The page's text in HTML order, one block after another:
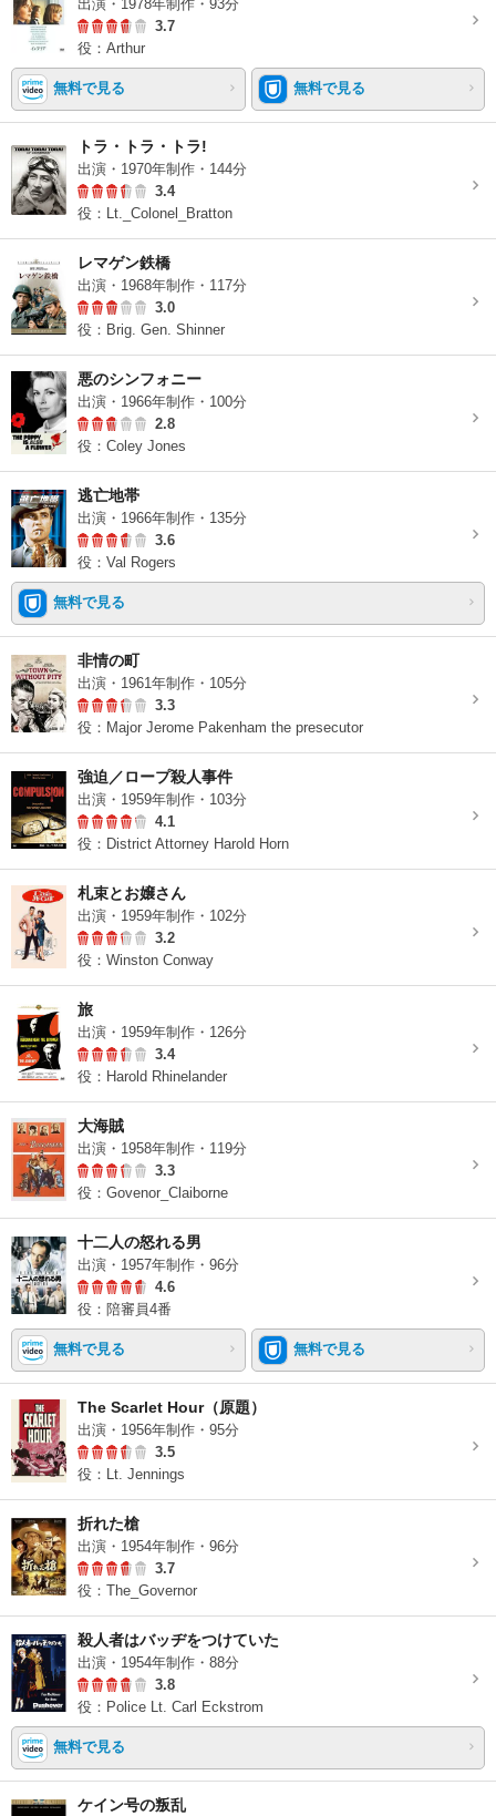
出演・1978年制作・93分
3.7
役：Arthur
無料で見る 無料で見る
トラ・トラ・トラ!
出演・1970年制作・144分
3.4
役：Lt._Colonel_Bratton
レマゲン鉄橋
出演・1968年制作・117分
3.0
役：Brig. Gen. Shinner
悪のシンフォニー
出演・1966年制作・100分
2.8
役：Coley Jones
逃亡地帯
出演・1966年制作・135分
3.6
役：Val Rogers
無料で見る
非情の町
出演・1961年制作・105分
3.3
役：Major Jerome Pakenham the presecutor
強迫／ロープ殺人事件
出演・1959年制作・103分
4.1
役：District Attorney Harold Horn
札束とお嬢さん
出演・1959年制作・102分
3.2
役：Winston Conway
旅
出演・1959年制作・126分
3.4
役：Harold Rhinelander
大海賊
出演・1958年制作・119分
3.3
役：Govenor_Claiborne
十二人の怒れる男
出演・1957年制作・96分
4.6
役：陪審員4番
無料で見る 無料で見る
The Scarlet Hour（原題）
出演・1956年制作・95分
3.5
役：Lt. Jennings
折れた槍
出演・1954年制作・96分
3.7
役：The_Governor
殺人者はバッヂをつけていた
出演・1954年制作・88分
3.8
役：Police Lt. Carl Eckstrom
無料で見る
ケイン号の叛乱